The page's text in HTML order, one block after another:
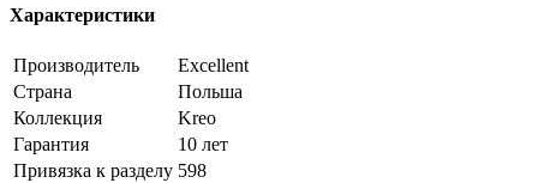
Характеристики
Производитель
Excellent
Страна
Польша
Коллекция
Kreo
Гарантия
10 лет
Привязка к разделу 598